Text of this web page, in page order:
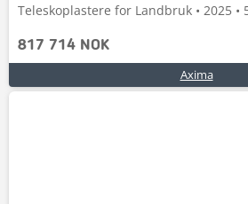
Teleskoplastere for Landbruk • 2025 •
817 714 NOK
Axima